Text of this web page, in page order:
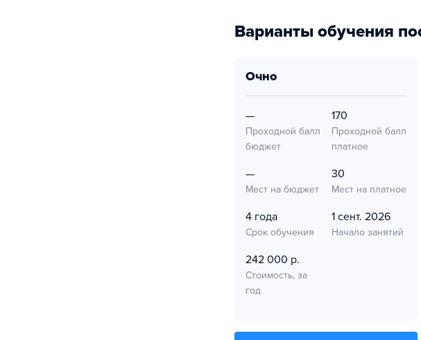
Варианты обучения
очно
—
Проходной балл
бюджет
170
Проходной балл
платное
—
Мест на бюджет
30
Мест на платное
4 года
Срок обучения
1 сент. 2026
Начало занятий
242 000 р.
Стоимость, за
год